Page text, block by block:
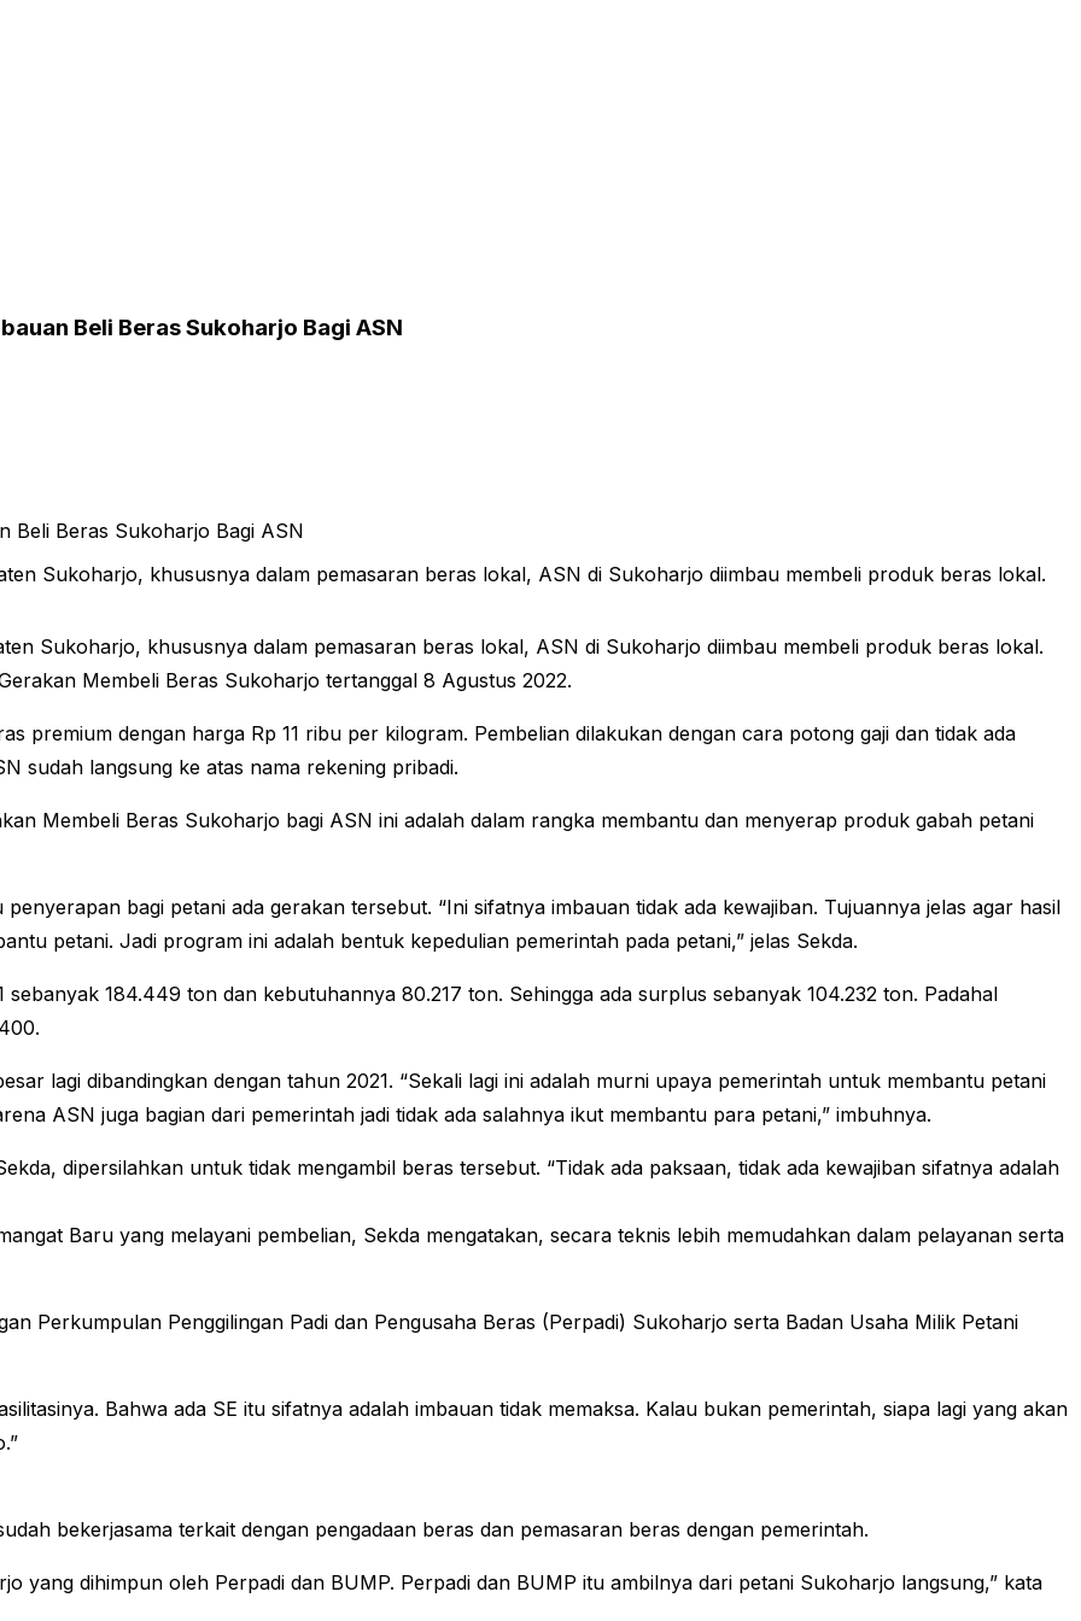
Beli Beras Sukoharjo Bagi ASN
Sukoharjo, khususnya dalam pemasaran beras lokal, ASN di Sukoharjo diimbau membeli produk beras lokal.
Sukoharjo, khususnya dalam pemasaran beras lokal, ASN di Sukoharjo diimbau membeli produk beras lokal.
Membeli Beras Sukoharjo tertanggal 8 Agustus 2022.
premium dengan harga Rp 11 ribu per kilogram. Pembelian dilakukan dengan cara potong gaji dan tidak ada
sudah langsung ke atas nama rekening pribadi.
Membeli Beras Sukoharjo bagi ASN ini adalah dalam rangka membantu dan menyerap produk gabah petani
bagi petani ada gerakan tersebut. “Ini sifatnya imbauan tidak ada kewajiban. Tujuannya jelas agar hasil
petani. Jadi program ini adalah bentuk kepedulian pemerintah pada petani,” jelas Sekda.
184.449 ton dan kebutuhannya 80.217 ton. Sehingga ada surplus sebanyak 104.232 ton. Padahal
lagi dibandingkan dengan tahun 2021. “Sekali lagi ini adalah murni upaya pemerintah untuk membantu petani
ASN juga bagian dari pemerintah jadi tidak ada salahnya ikut membantu para petani,” imbuhnya.
dipersilahkan untuk tidak mengambil beras tersebut. “Tidak ada paksaan, tidak ada kewajiban sifatnya adalah
Baru yang melayani pembelian, Sekda mengatakan, secara teknis lebih memudahkan dalam pelayanan serta
Perkumpulan Penggilingan Padi dan Pengusaha Beras (Perpadi) Sukoharjo serta Badan Usaha Milik Petani
Bahwa ada SE itu sifatnya adalah imbauan tidak memaksa. Kalau bukan pemerintah, siapa lagi yang akan
bekerjasama terkait dengan pengadaan beras dan pemasaran beras dengan pemerintah.
yang dihimpun oleh Perpadi dan BUMP. Perpadi dan BUMP itu ambilnya dari petani Sukoharjo langsung,” kata